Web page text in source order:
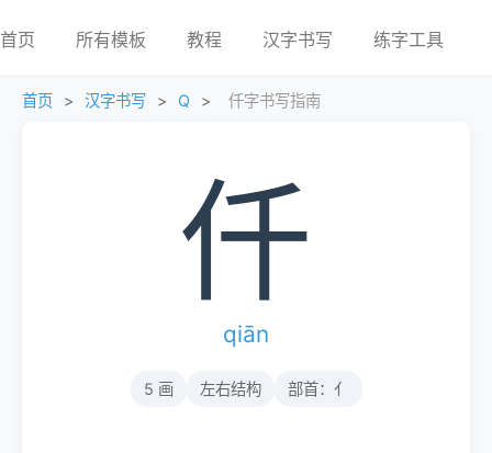
首页 所有模板 教程 汉字书写 练字工具
首页 > 汉字书写 > Q > 仟字书写指南
仟
qiān
5 画 左右结构 部首：亻